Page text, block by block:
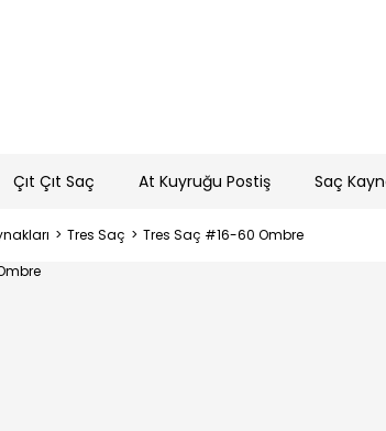
Çıt Çıt Saç At Kuyruğu Postiş Saç
Tres Saç Tres Saç #16-60 Ombre